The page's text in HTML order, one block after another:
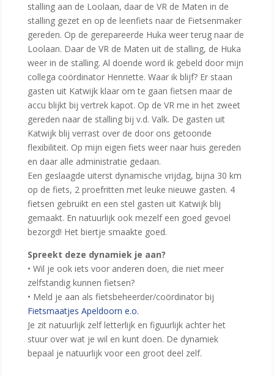
stalling aan de Loolaan, daar de VR de Maten in de
stalling gezet en op de leenfiets naar de Fietsenmaker
gereden. Op de gerepareerde Huka weer terug naar de
Loolaan. Daar de VR de Maten uit de stalling, de Huka
weer in de stalling. Al doende word ik gebeld door mijn
collega coördinator Henriette. Waar ik blijf? Er staan
gasten uit Katwijk klaar om te gaan fietsen maar de
accu blijkt bij vertrek kapot. Op de VR me in het zweet
gereden naar de stalling bij v.d. Valk. De gasten uit
Katwijk blij verrast over de door ons getoonde
flexibiliteit. Op mijn eigen fiets weer naar huis gereden
en daar alle administratie gedaan.
Een geslaagde uiterst dynamische vrijdag, bijna 30 km
op de fiets, 2 proefritten met leuke nieuwe gasten. 4
fietsen gebruikt en een stel gasten uit Katwijk blij
gemaakt. En natuurlijk ook mezelf een goed gevoel
bezorgd! Het biertje smaakte goed.
Spreekt deze dynamiek je aan?
• Wil je ook iets voor anderen doen, die niet meer
zelfstandig kunnen fietsen?
• Meld je aan als fietsbeheerder/coördinator bij
Fietsmaatjes Apeldoorn e.o.
Je zit natuurlijk zelf letterlijk en figuurlijk achter het
stuur over wat je wil en kunt doen. De dynamiek
bepaal je natuurlijk voor een groot deel zelf.